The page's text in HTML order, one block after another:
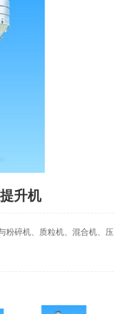
升机
粉碎机、质粒机、混合机、压